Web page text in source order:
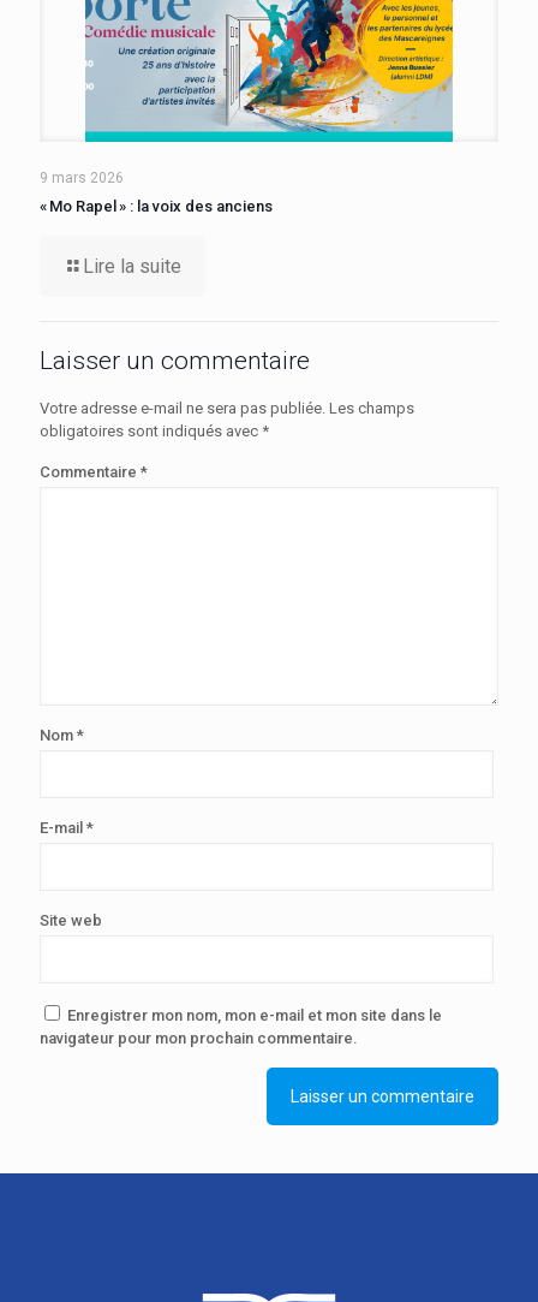
9 mars 2026
« Mo Rapel » : la voix des anciens
Lire la suite
Laisser un commentaire
Votre adresse e-mail ne sera pas publiée. Les champs
obligatoires sont indiqués avec *
Commentaire *
Nom *
E-mail *
Site web
Enregistrer mon nom, mon e-mail et mon site dans le
navigateur pour mon prochain commentaire.